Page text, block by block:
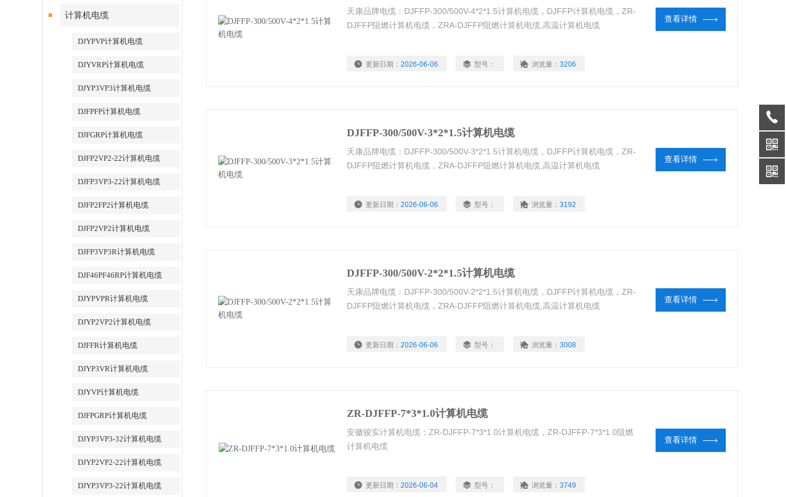
计算机电缆
DJYPVP计算机电缆
DJYVRP计算机电缆
DJYP3VP3计算机电缆
DJFPFP计算机电缆
DJFGRP计算机电缆
DJFP2VP2-22计算机电缆
DJFP3VP3-22计算机电缆
DJFP2FP2计算机电缆
DJFP2VP2计算机电缆
DJFP3VP3R计算机电缆
DJF46PF46RP计算机电缆
DJYPVPR计算机电缆
DJYP2VP2计算机电缆
DJFFR计算机电缆
DJYP3VR计算机电缆
DJYVP计算机电缆
DJFPGRP计算机电缆
DJYP3VP3-32计算机电缆
DJYP2VP2-22计算机电缆
DJYP3VP3-22计算机电缆
天康品牌电缆：DJFFP-300/500V-4*2*1.5计算机电缆，DJFFP计算机电缆，ZR-
DJFFP阻燃计算机电缆，ZRA-DJFFP阻燃计算机电缆,高温计算机电缆
更新日期： 2026-06-06 型号： 浏览量： 3206
查看详情
DJFFP-300/500V-3*2*1.5计算机电缆
天康品牌电缆：DJFFP-300/500V-3*2*1.5计算机电缆，DJFFP计算机电缆，ZR-
DJFFP阻燃计算机电缆，ZRA-DJFFP阻燃计算机电缆,高温计算机电缆
更新日期： 2026-06-06 型号： 浏览量： 3192
查看详情
DJFFP-300/500V-2*2*1.5计算机电缆
天康品牌电缆：DJFFP-300/500V-2*2*1.5计算机电缆，DJFFP计算机电缆，ZR-
DJFFP阻燃计算机电缆，ZRA-DJFFP阻燃计算机电缆,高温计算机电缆
更新日期： 2026-06-06 型号： 浏览量： 3008
查看详情
ZR-DJFFP-7*3*1.0计算机电缆
安徽骏实计算机电缆：ZR-DJFFP-7*3*1.0计算机电缆，ZR-DJFFP-7*3*1.0阻燃
计算机电缆
更新日期： 2026-06-04 型号： 浏览量： 3749
查看详情